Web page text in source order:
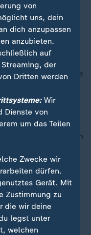
Während die Offiziere
besteht die Crew
Diese
"Wir gehen runter in
uns. Die
man zusammen."
Stimmung:
gelaunt.
von
uns, dein
dich anzupassen
anzubieten.
auf
Streaming, der
Dritten werden
Wir
Dienste von
um das Teilen
Zwecke wir
dürfen.
Gerät. Mit
Zustimmung zu
die wir deine
legst unter
welchen